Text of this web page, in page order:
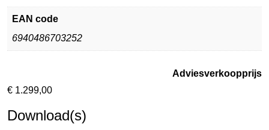
EAN code
6940486703252
Adviesverkoopprijs
€ 1.299,00
Download(s)